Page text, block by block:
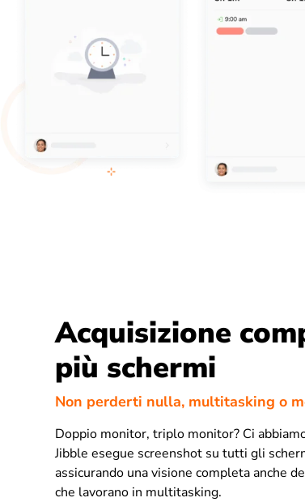
Acquisizione
più schermi
Non perderti nulla, multitasking o
Doppio monitor, triplo monitor? Ci
Jibble esegue screenshot su tutti gli
assicurando una visione completa anche
che lavorano in multitasking.